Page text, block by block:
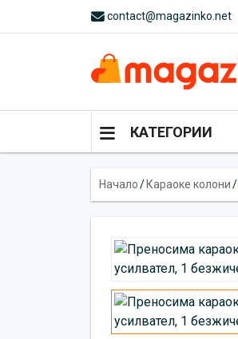
contact@magazinko.net
КАТЕГОРИИ
Начало/ Караоке колони/